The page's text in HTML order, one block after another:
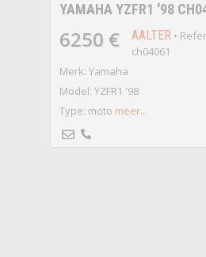
YAMAHA YZFR1 '98
6250 € AALTER•
ch04061
Merk: Yamaha
Model: YZFR1 '98
Type: moto meer...